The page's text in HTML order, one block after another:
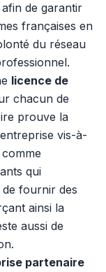
afin de garantir
françaises en
du réseau
licence de
chacun de
prouve la
vis-à-
qui
de fournir des
ainsi la
aussi de
partenaire